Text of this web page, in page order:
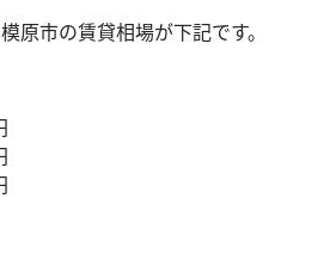
原市の賃貸相場が下記です。